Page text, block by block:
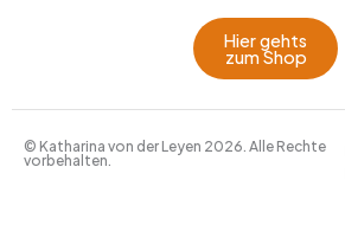
Hier gehts
zum Shop
© Katharina von der Leyen 2026. Alle Rechte
vorbehalten.